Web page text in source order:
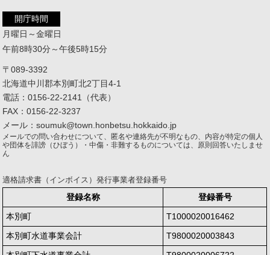
開庁時間
月曜日～金曜日
午前8時30分～午後5時15分
〒089-3392
北海道中川郡本別町北2丁目4-1
電話：0156-22-2141（代表）
FAX：0156-22-3237
メール：soumuk@town.honbetsu.hokkaido.jp
メールでの問い合わせについて、匿名や連絡先が不明なもの、内容が特定の個人
や団体を誹謗（ひぼう）・中傷・非難するものについては、原則回答いたしませ
ん
適格請求書（インボイス）発行事業者登録番号
登録名称
登録番号
本別町
T1000020016462
本別町水道事業会計
T9800020003843